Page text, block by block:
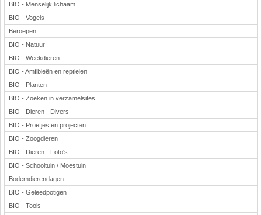
Kinder-/Jeugdboeken
Lente
Onderbouw PO
Pasen
Voetbal
BIO - Menselijk lichaam
BIO - Vogels
Beroepen
BIO - Natuur
BIO - Weekdieren
BIO - Amfibieën en reptielen
BIO - Planten
BIO - Zoeken in verzamelsites
BIO - Dieren - Divers
BIO - Proefjes en projecten
BIO - Zoogdieren
BIO - Dieren - Foto's
BIO - Schooltuin / Moestuin
Bodemdierendagen
BIO - Geleedpotigen
BIO - Tools